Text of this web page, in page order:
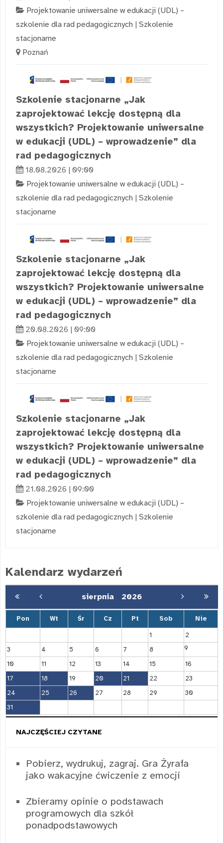
Projektowanie uniwersalne w edukacji (UDL) –
szkolenie dla rad pedagogicznych | Szkolenie
stacjonarne
Poznań
Szkolenie stacjonarne „Jak
zaprojektować lekcję dostępną dla
wszystkich? Projektowanie uniwersalne
w edukacji (UDL) – wprowadzenie” dla
rad pedagogicznych
18.08.2026 | 09:00
Projektowanie uniwersalne w edukacji (UDL) –
szkolenie dla rad pedagogicznych | Szkolenie
stacjonarne
Szkolenie stacjonarne „Jak
zaprojektować lekcję dostępną dla
wszystkich? Projektowanie uniwersalne
w edukacji (UDL) – wprowadzenie” dla
rad pedagogicznych
20.08.2026 | 09:00
Projektowanie uniwersalne w edukacji (UDL) –
szkolenie dla rad pedagogicznych | Szkolenie
stacjonarne
Szkolenie stacjonarne „Jak
zaprojektować lekcję dostępną dla
wszystkich? Projektowanie uniwersalne
w edukacji (UDL) – wprowadzenie” dla
rad pedagogicznych
21.08.2026 | 09:00
Projektowanie uniwersalne w edukacji (UDL) –
szkolenie dla rad pedagogicznych | Szkolenie
stacjonarne
Kalendarz wydarzeń
sierpnia 2026
Pon Wt Śr Cz Pt Sob Nie
1
2
3
4 5 6 7 8
9
10
11 12 13 14 15
16
17
18 19 20 21 22
23
24
25 26 27 28 29
30
31
NAJCZĘŚCIEJ CZYTANE
Pobierz, wydrukuj, zagraj. Gra Żyrafa
jako wakacyjne ćwiczenie z emocji
Zbieramy opinie o podstawach
programowych dla szkół
ponadpodstawowych